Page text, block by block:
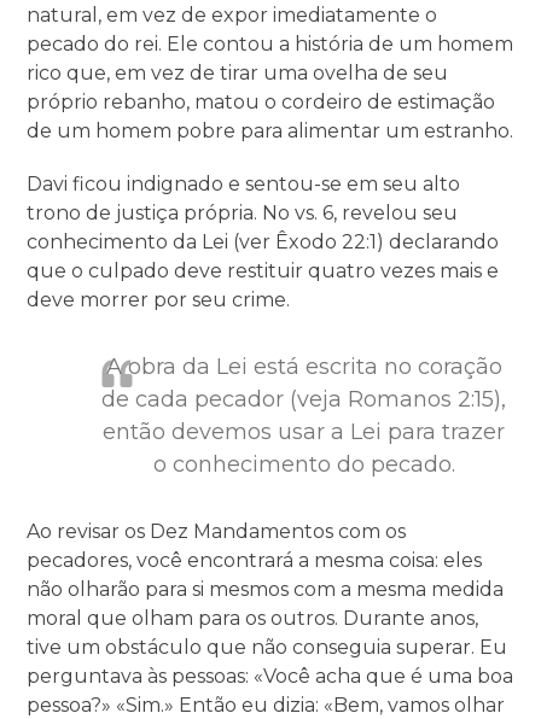
natural, em vez de expor imediatamente o
pecado do rei. Ele contou a história de um homem
rico que, em vez de tirar uma ovelha de seu
próprio rebanho, matou o cordeiro de estimação
de um homem pobre para alimentar um estranho.
Davi ficou indignado e sentou-se em seu alto
trono de justiça própria. No vs. 6, revelou seu
conhecimento da Lei (ver Êxodo 22:1) declarando
que o culpado deve restituir quatro vezes mais e
deve morrer por seu crime.
A obra da Lei está escrita no coração
de cada pecador (veja Romanos 2:15),
então devemos usar a Lei para trazer
o conhecimento do pecado.
Ao revisar os Dez Mandamentos com os
pecadores, você encontrará a mesma coisa: eles
não olharão para si mesmos com a mesma medida
moral que olham para os outros. Durante anos,
tive um obstáculo que não conseguia superar. Eu
perguntava às pessoas: «Você acha que é uma boa
pessoa?» «Sim.» Então eu dizia: «Bem, vamos olhar